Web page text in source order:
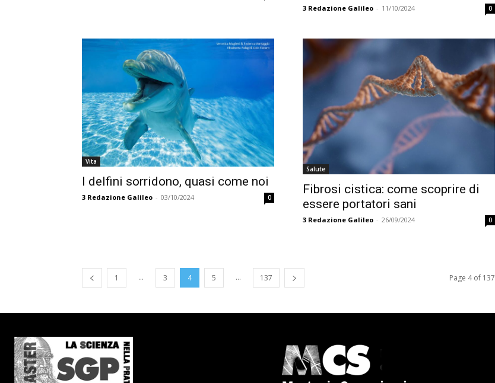
3 Redazione Galileo - 11/10/2024 0
Vita
I delfini sorridono, quasi come noi
3 Redazione Galileo - 03/10/2024 0
Salute
Fibrosi cistica: come scoprire di
essere portatori sani
3 Redazione Galileo - 26/09/2024 0
1 ... 3 4 5 ... 137 Page 4 of 137